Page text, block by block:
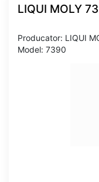
LIQUI MOLY
Producator: LIQUI
Model: 7390